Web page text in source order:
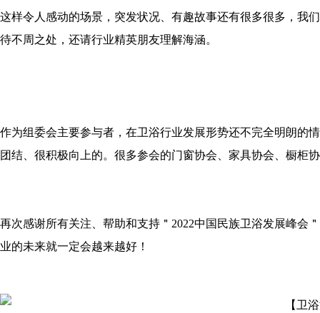
这样令人感动的场景，突发状况、有趣故事还有很多很多，我
待不周之处，还请行业精英朋友理解海涵。
作为组委会主要参与者，在卫浴行业发展形势还不完全明朗的
团结、很积极向上的。很多参会的门窗协会、家具协会、橱柜
再次感谢所有关注、帮助和支持＂2022中国民族卫浴发展峰会
业的未来就一定会越来越好！